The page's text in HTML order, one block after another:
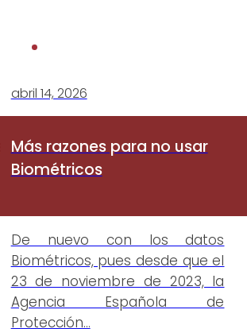
abril 14, 2026
Más razones para no usar
Biométricos
De nuevo con los datos
Biométricos, pues desde que el
23 de noviembre de 2023, la
Agencia Española de
Protección…